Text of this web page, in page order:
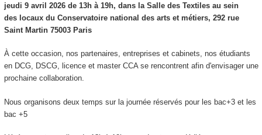
jeudi 9 avril 2026 de 13h à 19h, dans la Salle des Textiles au sein
des locaux du Conservatoire national des arts et métiers, 292 rue
Saint Martin 75003 Paris
À cette occasion, nos partenaires, entreprises et cabinets, nos étudiants
en DCG, DSCG, licence et master CCA se rencontrent afin d'envisager une
prochaine collaboration.
Nous organisons deux temps sur la journée réservés pour les bac+3 et les
bac +5